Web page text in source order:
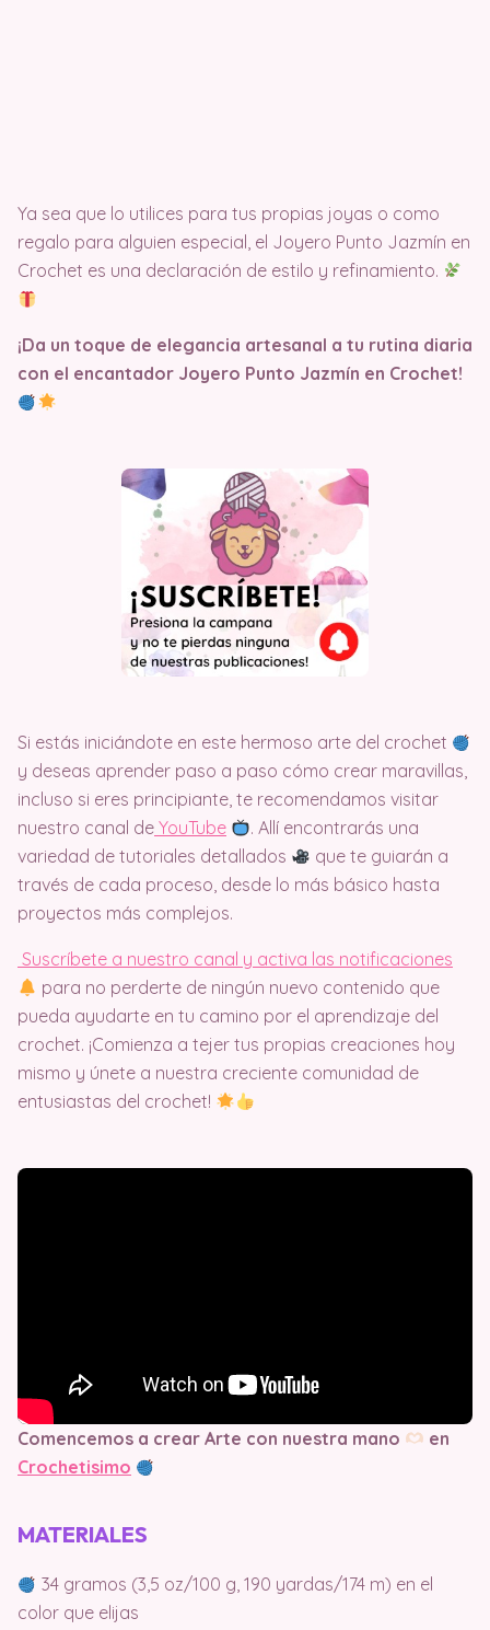
Ya sea que lo utilices para tus propias joyas o como
regalo para alguien especial, el Joyero Punto Jazmín en
Crochet es una declaración de estilo y refinamiento.
¡Da un toque de elegancia artesanal a tu rutina diaria
con el encantador Joyero Punto Jazmín en Crochet!
Si estás iniciándote en este hermoso arte del crochet
y deseas aprender paso a paso cómo crear maravillas,
incluso si eres principiante, te recomendamos visitar
nuestro canal de YouTube
. Allí encontrarás una
variedad de tutoriales detallados
que te guiarán a
través de cada proceso, desde lo más básico hasta
proyectos más complejos.
Suscríbete a nuestro canal y activa las notificaciones
para no perderte de ningún nuevo contenido que
pueda ayudarte en tu camino por el aprendizaje del
crochet. ¡Comienza a tejer tus propias creaciones hoy
mismo y únete a nuestra creciente comunidad de
entusiastas del crochet!
Comencemos a crear Arte con nuestra mano
en
Crochetisimo
MATERIALES
34 gramos (3,5 oz/100 g, 190 yardas/174 m) en el
color que elijas